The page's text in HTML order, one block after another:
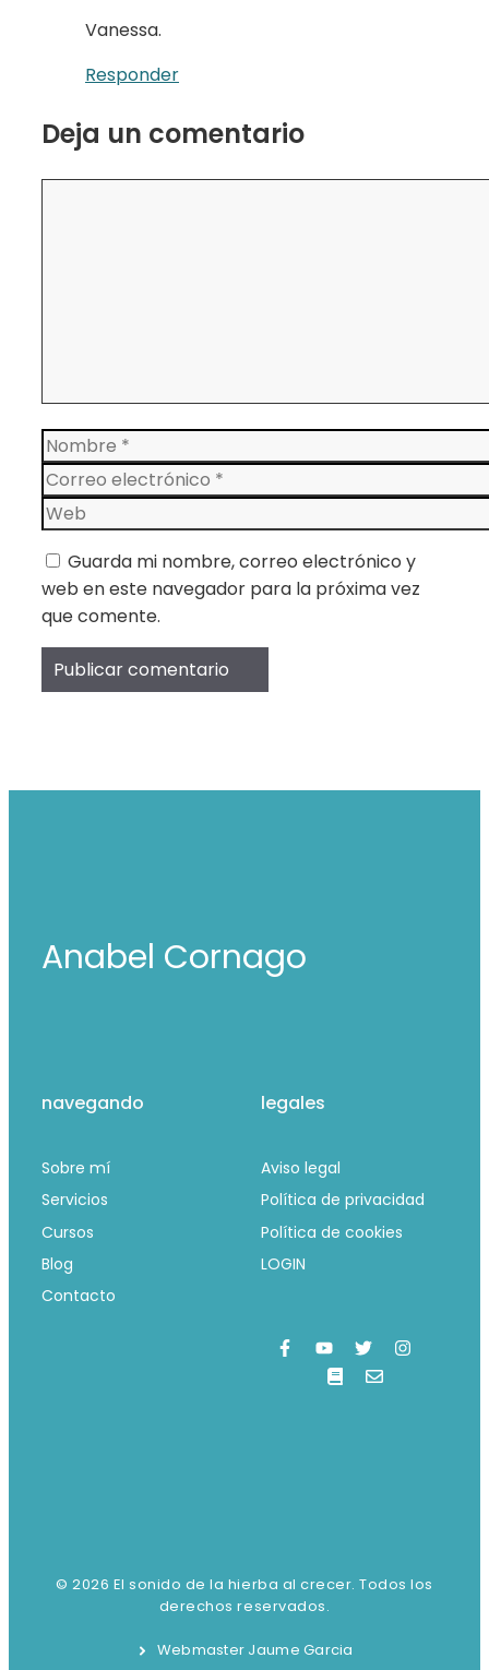
Vanessa.
Responder
Deja un comentario
Nombre
Correo
electrónico
Web
Guarda mi nombre, correo electrónico y
web en este navegador para la próxima vez
que comente.
Anabel Cornago
navegando
Sobre mí
Servicios
Cursos
Blog
Contacto
legales
Aviso legal
Política de privacidad
Política de cookies
LOGIN
© 2026 El sonido de la hierba al crecer. Todos los
derechos reservados.
Webmaster Jaume Garcia